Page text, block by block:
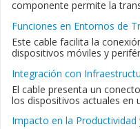
componente permite la
Funciones en Entornos de
Este cable facilita la
dispositivos móviles y
Integración con
El cable presenta un
los dispositivos actuales en
Impacto en la